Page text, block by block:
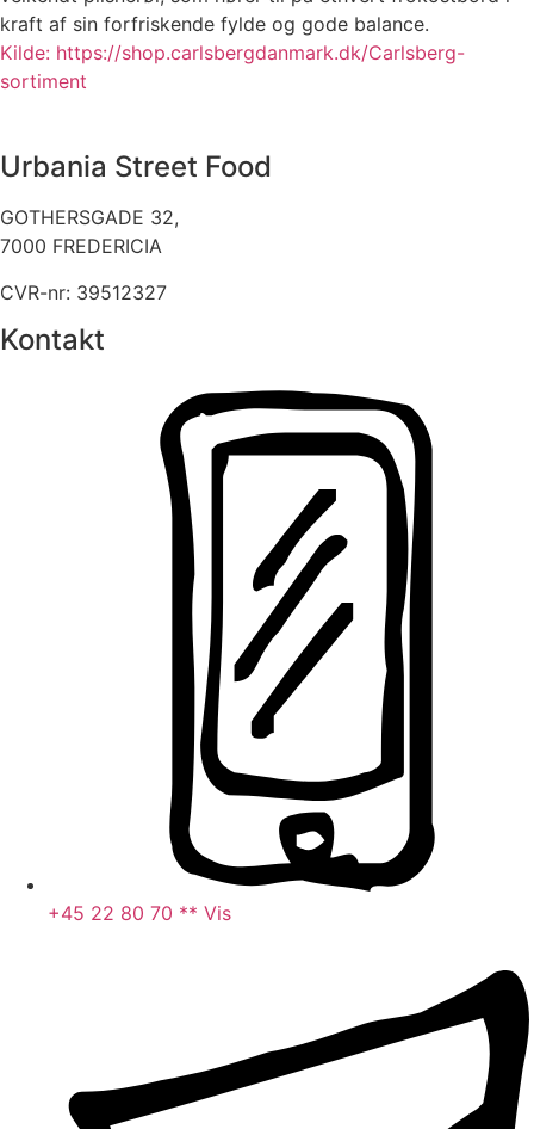
kraft af sin forfriskende fylde og gode balance.
Kilde: https://shop.carlsbergdanmark.dk/Carlsberg-
sortiment
Urbania Street Food
GOTHERSGADE 32,
7000 FREDERICIA
CVR-nr: 39512327
Kontakt
+45 22 80 70 ** Vis